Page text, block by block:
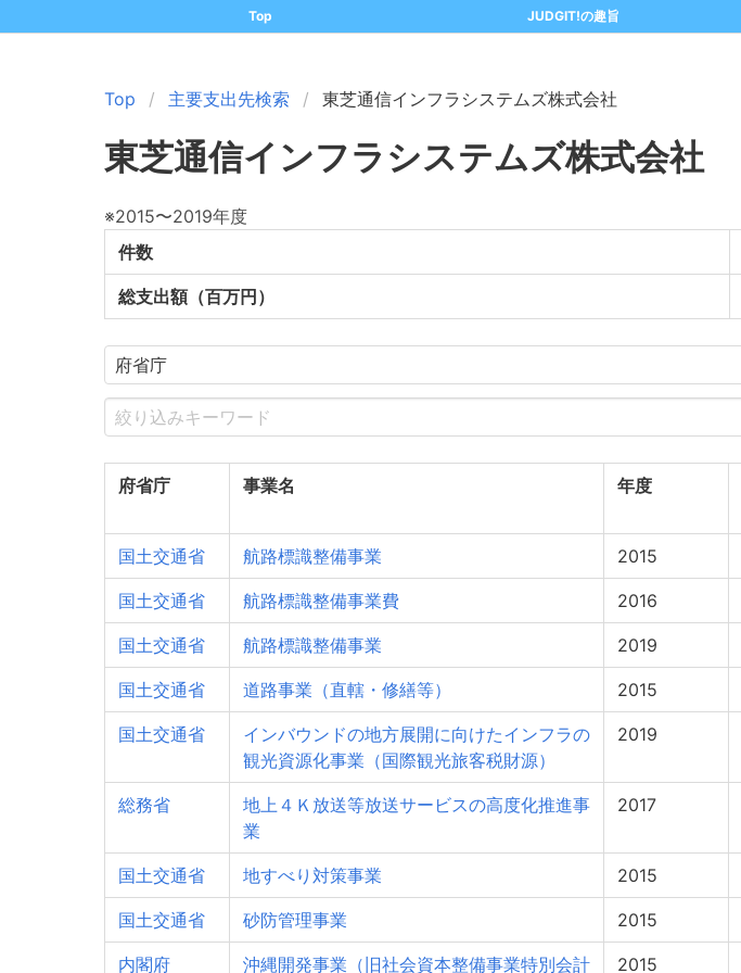
Top JUDGIT!の趣旨
Top 主要支出先検索 東芝通信インフラシステムズ株式会社
東芝通信インフラシステムズ株式会社
※2015〜2019年度
件数
総支出額（百万円）
府省庁 事業名 年度
国土交通省 航路標識整備事業 2015
国土交通省 航路標識整備事業費 2016
国土交通省 航路標識整備事業 2019
国土交通省 道路事業（直轄・修繕等） 2015
国土交通省
インバウンドの地方展開に向けたインフラの
観光資源化事業（国際観光旅客税財源）
2019
総務省
地上４Ｋ放送等放送サービスの高度化推進事
業
2017
国土交通省 地すべり対策事業 2015
国土交通省 砂防管理事業 2015
内閣府 沖縄開発事業（旧社会資本整備事業特別会計 2015